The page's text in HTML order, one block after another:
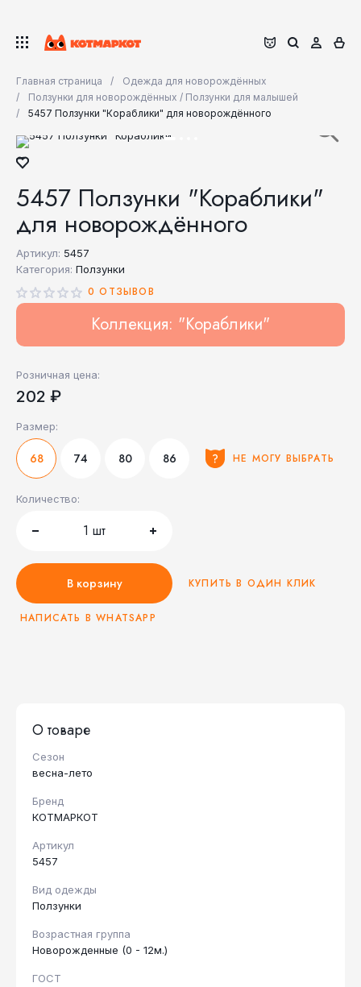
Главная страница
Одежда для новорождённых
Ползунки для новорождённых / Ползунки для малышей
5457 Ползунки "Кораблики" для новорождённого
5457 Ползунки "Кораблики"
для новорождённого
Артикул: 5457
Категория: Ползунки
0 ОТЗЫВОВ
Коллекция: "Кораблики"
Розничная цена:
202 ₽
Размер:
68 74 80 86 НЕ МОГУ ВЫБРАТЬ
Количество:
1 шт
В корзину КУПИТЬ В ОДИН КЛИК
НАПИСАТЬ В WHATSAPP
О товаре
Сезон
весна-лето
Бренд
КОТМАРКОТ
Артикул
5457
Вид одежды
Ползунки
Возрастная группа
Новорожденные (0 - 12м.)
ГОСТ